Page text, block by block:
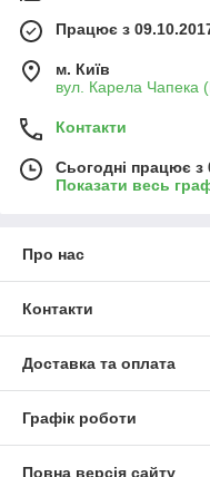
Працює з
м. Київ
вул. Карела Чапека
Контакти
Сьогодні працює з
Показати весь
Про нас
Контакти
Доставка та оплата
Графік роботи
Повна версія сайту